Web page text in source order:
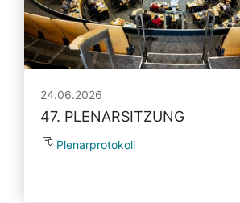
24.06.2026
47. PLENARSITZUNG
Plenarprotokoll